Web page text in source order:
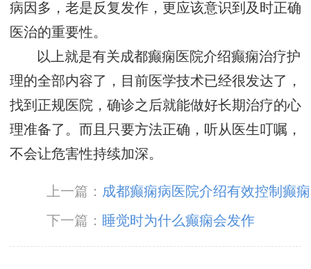
病因多，老是反复发作，更应该意识到及时正确
医治的重要性。
以上就是有关成都癫痫医院介绍癫痫治疗护
理的全部内容了，目前医学技术已经很发达了，
找到正规医院，确诊之后就能做好长期治疗的心
理准备了。而且只要方法正确，听从医生叮嘱，
不会让危害性持续加深。
上一篇： 成都癫痫病医院介绍有效控制癫痫
方法下一篇： 睡觉时为什么癫痫会发作